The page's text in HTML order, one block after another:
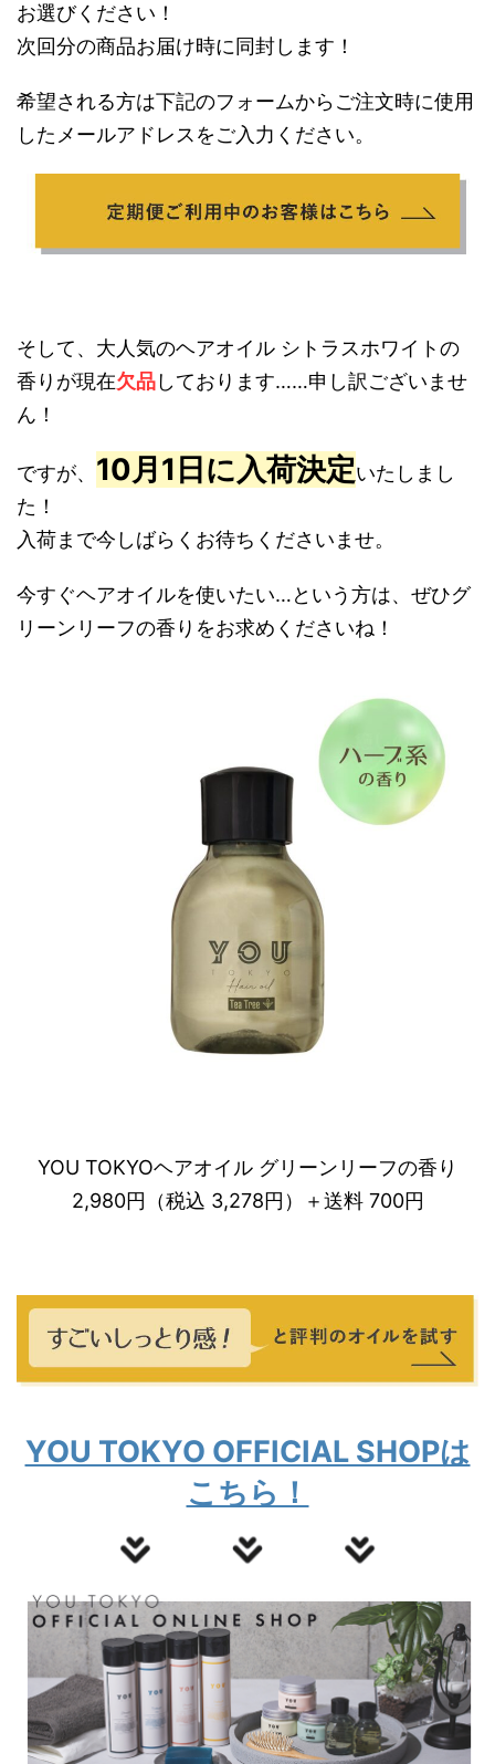
お選びください！
次回分の商品お届け時に同封します！
希望される方は下記のフォームからご注文時に使用
したメールアドレスをご入力ください。
そして、大人気のヘアオイル シトラスホワイトの
香りが現在欠品しております……申し訳ございませ
ん！
ですが、 10月1日に入荷決定いたしまし
た！
入荷まで今しばらくお待ちくださいませ。
今すぐヘアオイルを使いたい…という方は、ぜひグ
リーンリーフの香りをお求めくださいね！
YOU TOKYOヘアオイル グリーンリーフの香り
2,980円（税込 3,278円）＋送料 700円
YOU TOKYO OFFICIAL SHOPは
こちら！